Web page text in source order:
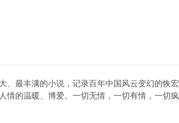
、最丰满的小说，记录百年中国风云变幻的恢
情的温暖、博爱。一切无情，一切有情，一切